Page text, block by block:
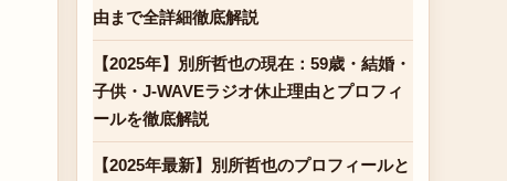
由まで全詳細徹底解説
【2025年】別所哲也の現在：59歳・結婚・
子供・J-WAVEラジオ休止理由とプロフィ
ールを徹底解説
【2025年最新】別所哲也のプロフィールと